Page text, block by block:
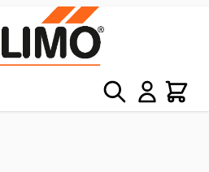
Søg Kurv